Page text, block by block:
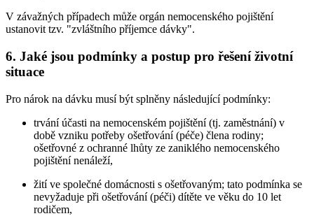
V závažných případech může orgán nemocenského pojištění
ustanovit tzv. "zvláštního příjemce dávky".
6. Jaké jsou podmínky a postup pro řešení životní
situace
Pro nárok na dávku musí být splněny následující podmínky:
trvání účasti na nemocenském pojištění (tj. zaměstnání) v
době vzniku potřeby ošetřování (péče) člena rodiny;
ošetřovné z ochranné lhůty ze zaniklého nemocenského
pojištění nenáleží,
žití ve společné domácnosti s ošetřovaným; tato podmínka se
nevyžaduje při ošetřování (péči) dítěte ve věku do 10 let
rodičem,